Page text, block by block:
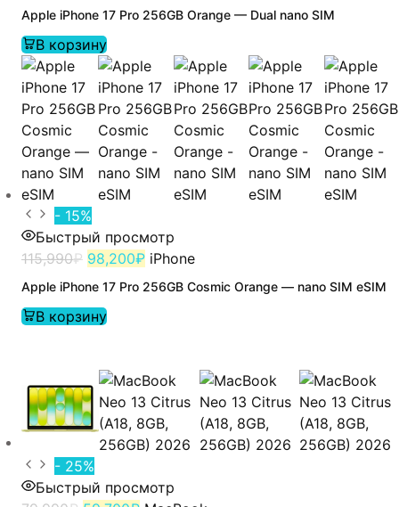
Apple iPhone 17 Pro 256GB Orange — Dual nano SIM
В корзину
- 15%
Быстрый просмотр
115,990₽ 98,200₽ iPhone
Apple iPhone 17 Pro 256GB Cosmic Orange — nano SIM eSIM
В корзину
- 25%
Быстрый просмотр